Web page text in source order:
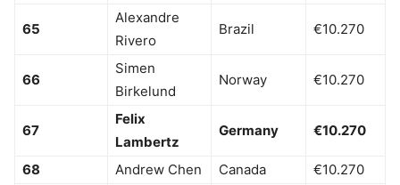
65
Alexandre
Rivero
Brazil €10.270
66
Simen
Birkelund
Norway €10.270
67
Felix
Lambertz
Germany €10.270
68 Andrew Chen Canada €10.270